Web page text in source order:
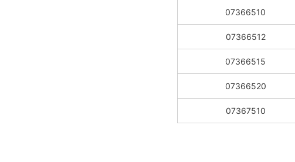
07366510
07366512
07366515
07366520
07367510